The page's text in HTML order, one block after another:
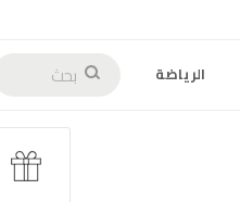
الرياضة